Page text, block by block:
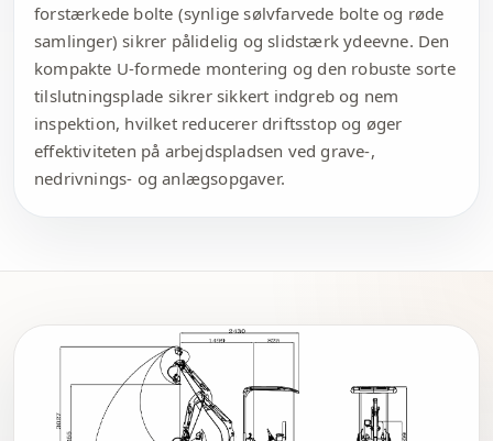
forstærkede bolte (synlige sølvfarvede bolte og røde
samlinger) sikrer pålidelig og slidstærk ydeevne. Den
kompakte U-formede montering og den robuste sorte
tilslutningsplade sikrer sikkert indgreb og nem
inspektion, hvilket reducerer driftsstop og øger
effektiviteten på arbejdspladsen ved grave-,
nedrivnings- og anlægsopgaver.